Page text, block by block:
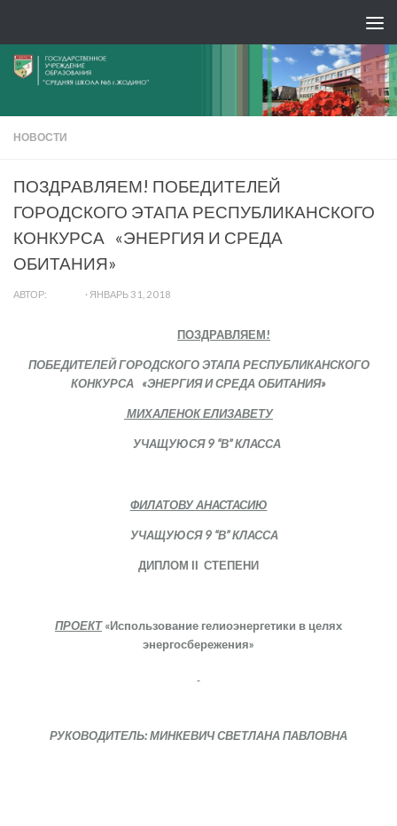
НОВОСТИ
ПОЗДРАВЛЯЕМ! ПОБЕДИТЕЛЕЙ
ГОРОДСКОГО ЭТАПА РЕСПУБЛИКАНСКОГО
КОНКУРСА «ЭНЕРГИЯ И СРЕДА
ОБИТАНИЯ»
АВТОР: · ЯНВАРЬ 31, 2018
ПОЗДРАВЛЯЕМ!
ПОБЕДИТЕЛЕЙ ГОРОДСКОГО ЭТАПА РЕСПУБЛИКАНСКОГО
КОНКУРСА «ЭНЕРГИЯ И СРЕДА ОБИТАНИЯ»
МИХАЛЕНОК ЕЛИЗАВЕТУ
УЧАЩУЮСЯ 9 “В” КЛАССА
ФИЛАТОВУ АНАСТАСИЮ
УЧАЩУЮСЯ 9 “В” КЛАССА
ДИПЛОМ ІІ СТЕПЕНИ
ПРОЕКТ«Использование гелиоэнергетики в целях
энергосбережения»
РУКОВОДИТЕЛЬ: МИНКЕВИЧ СВЕТЛАНА ПАВЛОВНА